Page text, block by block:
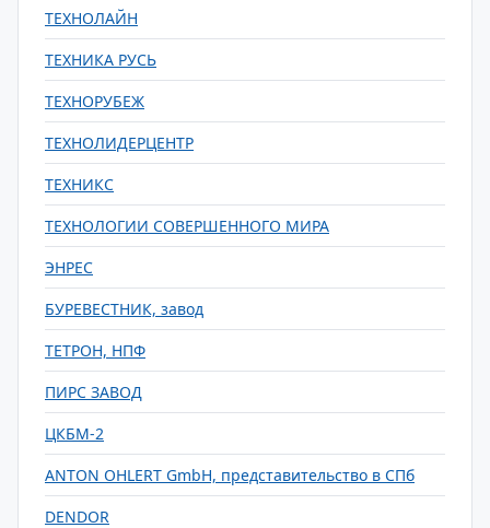
ТЕХНОЛАЙН
ТЕХНИКА РУСЬ
ТЕХНОРУБЕЖ
ТЕХНОЛИДЕРЦЕНТР
ТЕХНИКС
ТЕХНОЛОГИИ СОВЕРШЕННОГО МИРА
ЭНРЕС
БУРЕВЕСТНИК, завод
ТЕТРОН, НПФ
ПИРС ЗАВОД
ЦКБМ-2
ANTON OHLERT GmbH, представительство в СПб
DENDOR